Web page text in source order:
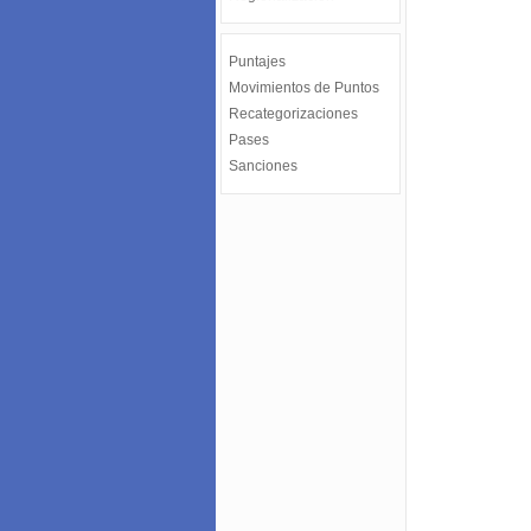
Puntajes
Movimientos de Puntos
Recategorizaciones
Pases
Sanciones